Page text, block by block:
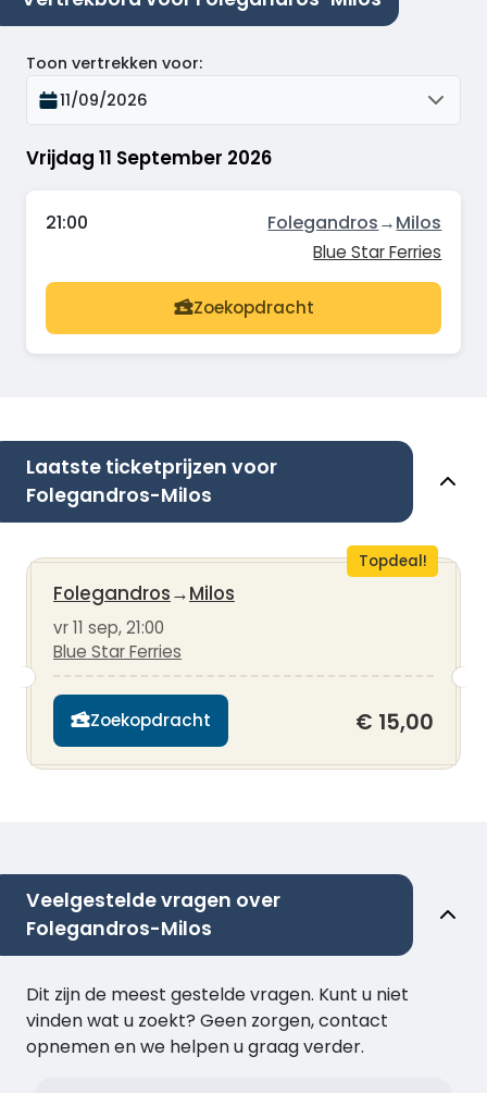
Vrijdag 11 September 2026
Toon vertrekken voor:
11/09/2026
21:00 Folegandros→Milos
Blue Star Ferries
Zoekopdracht
Laatste ticketprijzen voor
Folegandros-Milos
Topdeal!
Folegandros→Milos
vr 11 sep, 21:00
Blue Star Ferries
Zoekopdracht € 15,00
Veelgestelde vragen over
Folegandros-Milos
Dit zijn de meest gestelde vragen. Kunt u niet
vinden wat u zoekt? Geen zorgen, contact
opnemen en we helpen u graag verder.